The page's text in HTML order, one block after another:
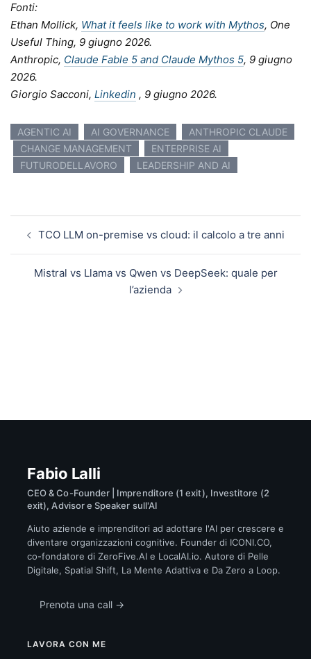
Fonti:
Ethan Mollick, What it feels like to work with Mythos, One
Useful Thing, 9 giugno 2026.
Anthropic, Claude Fable 5 and Claude Mythos 5, 9 giugno
2026.
Giorgio Sacconi, Linkedin , 9 giugno 2026.
AGENTIC AI AI GOVERNANCE
ANTHROPIC CLAUDE
CHANGE MANAGEMENT
ENTERPRISE AI
FUTURODELLAVORO
LEADERSHIP AND AI
TCO LLM on-premise vs cloud: il calcolo a tre anni
Mistral vs Llama vs Qwen vs DeepSeek: quale per
l’azienda
Fabio Lalli
CEO & Co-Founder | Imprenditore (1 exit), Investitore (2
exit), Advisor e Speaker sull'AI
Aiuto aziende e imprenditori ad adottare l'AI per crescere e
diventare organizzazioni cognitive. Founder di ICONI.CO,
co-fondatore di ZeroFive.AI e LocalAI.io. Autore di Pelle
Digitale, Spatial Shift, La Mente Adattiva e Da Zero a Loop.
Prenota una call →
LAVORA CON ME